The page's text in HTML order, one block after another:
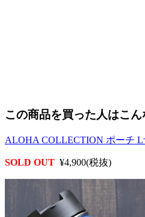
この商品を買った人はこ
ALOHA COLLECTION ポーチ L
SOLD OUT ¥4,900(税抜)